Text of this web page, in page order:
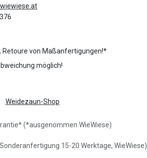
wiewiese.at
Retoure von Maßanfertigungen!*
möglich!
Weidezaun-Shop
(*ausgenommen WieWiese)
15-20 Werktage, WieWiese)